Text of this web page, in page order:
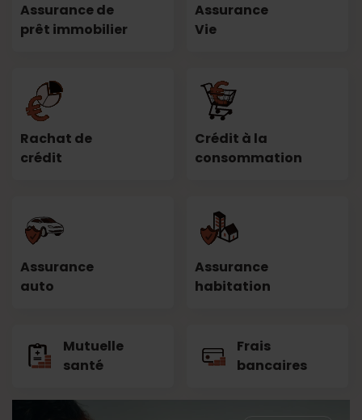
Assurance de
prêt immobilier
Assurance
Vie
Rachat de
crédit
Crédit à la
consommation
Assurance
auto
Assurance
habitation
Mutuelle
santé
Frais
bancaires